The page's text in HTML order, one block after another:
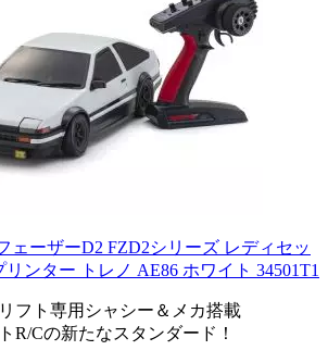
ェーザーD2 FZD2シリーズ レディセッ
リンター トレノ AE86 ホワイト 34501T1
フト専用シャシー＆メカ搭載
R/Cの新たなスタンダード！